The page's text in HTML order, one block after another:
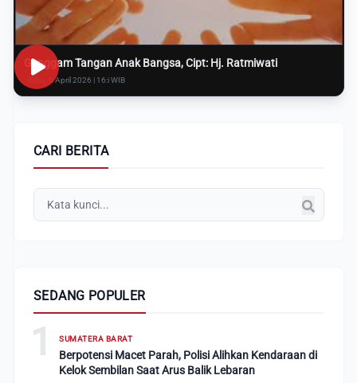
Genggam Tangan Anak Bangsa, Cipt: Hj. Ratmiwati
Rabu, 8 April 2026 | 16:i WIB
CARI BERITA
SEDANG POPULER
1 SUMATERA BARAT
Berpotensi Macet Parah, Polisi Alihkan Kendaraan di
Kelok Sembilan Saat Arus Balik Lebaran